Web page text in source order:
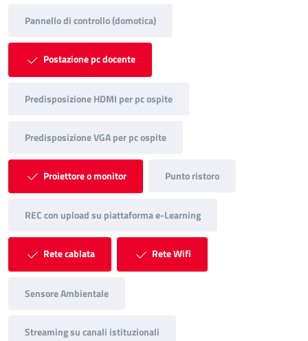
Pannello di controllo (domotica)
Postazione pc docente
Predisposizione HDMI per pc ospite
Predisposizione VGA per pc ospite
Proiettore o monitor Punto ristoro
REC con upload su piattaforma e-Learning
Rete cablata Rete Wifi
Sensore Ambientale
Streaming su canali istituzionali